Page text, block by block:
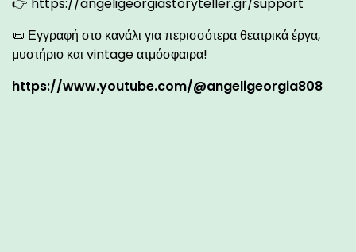
📜 Εγγραφή στο κανάλι για περισσότερα θεατρικά έργα,
μυστήριο και vintage ατμόσφαιρα!
https://www.youtube.com/@angeligeorgia808